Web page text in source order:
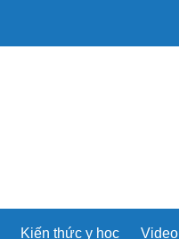
Kiến thức y học Video